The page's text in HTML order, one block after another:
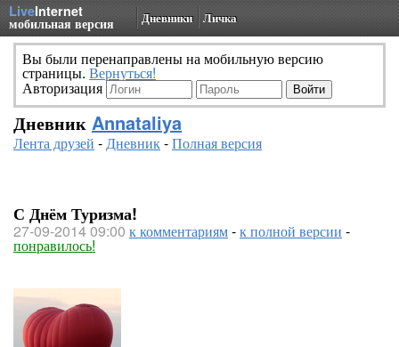
LiveInternet
мобильная версия Дневники Личка
Вы были перенаправлены на мобильную версию
страницы. Вернуться!
Авторизация
Дневник Annataliya
Лента друзей -Дневник-Полная версия
С Днём Туризма!
27-09-2014 09:00 к комментариям-к полной версии -
понравилось!